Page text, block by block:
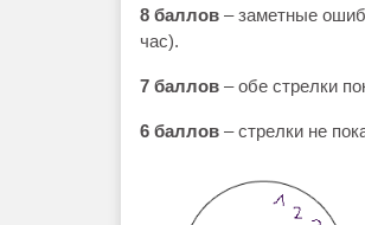
8 баллов – заметные
час).
7 баллов – обе стрелки
6 баллов – стрелки не